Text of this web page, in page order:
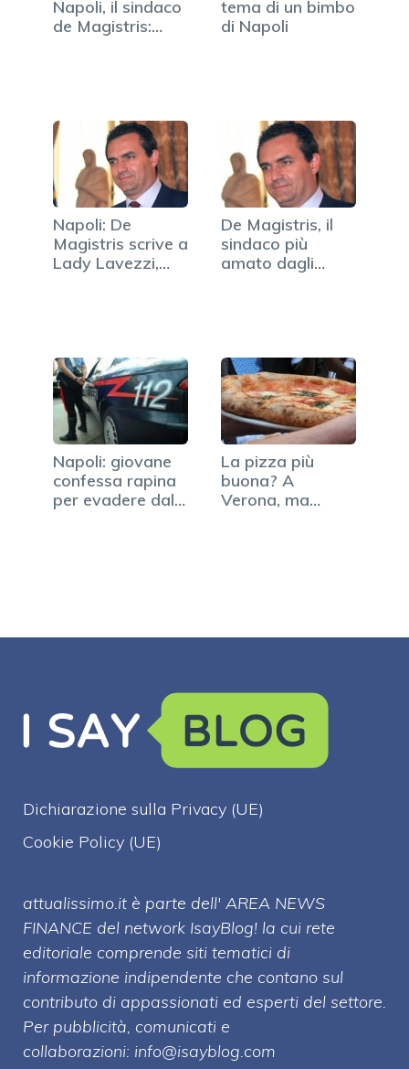
Napoli, il sindaco
de Magistris:…
tema di un bimbo
di Napoli
Napoli: De
Magistris scrive a
Lady Lavezzi,
De Magistris, il
sindaco più
amato dagli
Napoli: giovane
confessa rapina
per evadere dalla
La pizza più
buona? A
Verona, ma
Dichiarazione sulla Privacy (UE)
Cookie Policy (UE)
attualissimo.it è parte dell' AREA NEWS
FINANCE del network IsayBlog! la cui rete
editoriale comprende siti tematici di
informazione indipendente che contano sul
contributo di appassionati ed esperti del settore.
Per pubblicità, comunicati e
collaborazioni: info@isayblog.com